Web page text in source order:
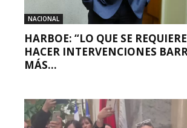
NACIONAL
HARBOE: “LO QUE SE
HACER INTERVENCIONES
MÁS...